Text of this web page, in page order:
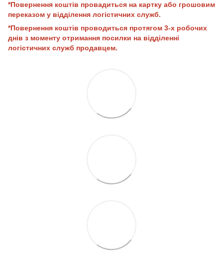
*Повернення коштів провадиться на картку або грошовим
переказом у відділення логістичних служб.
*Повернення коштів проводиться протягом 3-х робочих
днів з моменту отримання посилки на відділенні
логістичних служб продавцем.